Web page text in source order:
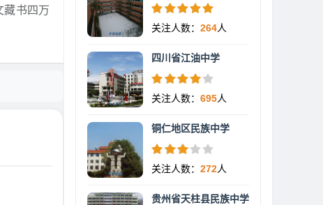
藏书四万
关注人数： 264人
四川省江油中学
关注人数： 695人
铜仁地区民族中学
关注人数： 272人
贵州省天柱县民族中学